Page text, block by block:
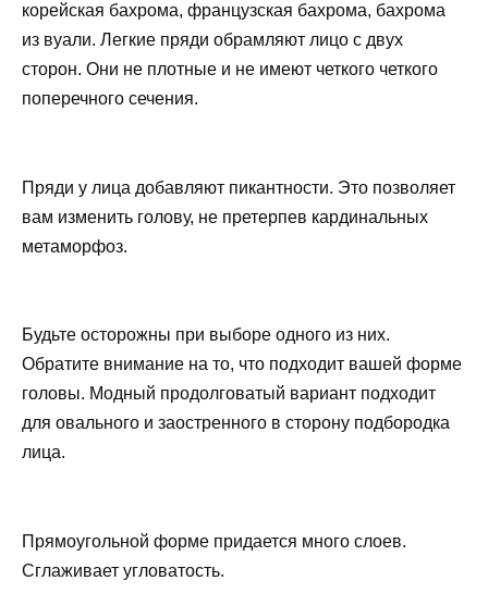
корейская бахрома, французская бахрома, бахрома
из вуали. Легкие пряди обрамляют лицо с двух
сторон. Они не плотные и не имеют четкого четкого
поперечного сечения.
Пряди у лица добавляют пикантности. Это позволяет
вам изменить голову, не претерпев кардинальных
метаморфоз.
Будьте осторожны при выборе одного из них.
Обратите внимание на то, что подходит вашей форме
головы. Модный продолговатый вариант подходит
для овального и заостренного в сторону подбородка
лица.
Прямоугольной форме придается много слоев.
Сглаживает угловатость.